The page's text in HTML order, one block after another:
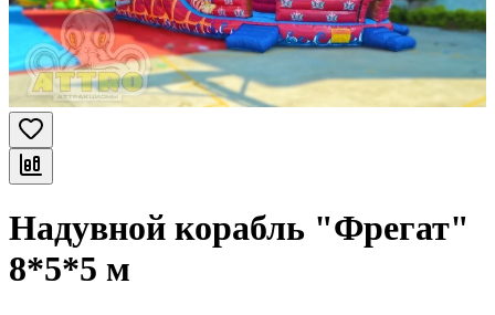
Надувной корабль "Фрегат"
8*5*5 м